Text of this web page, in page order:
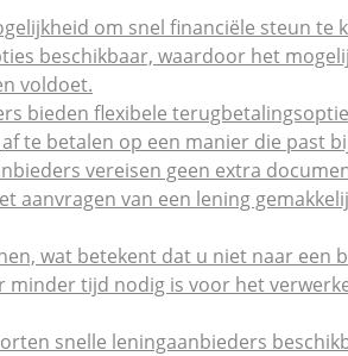
om snel financiële steun te
beschikbaar, waardoor het
voldoet.
bieden flexibele
te betalen op een manier die past
vereisen geen extra
aanvragen van een lening
wat betekent dat u niet naar een
minder tijd nodig is voor het
snelle leningaanbieders